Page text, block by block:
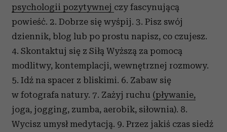
psychologii pozytywnej czy fascynującą
powieść. 2. Dobrze się wyśpij. 3. Pisz swój
dziennik, blog lub po prostu napisz, co czujesz.
4. Skontaktuj się z Siłą Wyższą za pomocą
modlitwy, kontemplacji, wewnętrznej rozmowy.
5. Idź na spacer z bliskimi. 6. Zabaw się
w fotografa natury. 7. Zażyj ruchu (pływanie,
joga, jogging, zumba, aerobik, siłownia). 8.
Wycisz umysł medytacją. 9. Przez jakiś czas siedź